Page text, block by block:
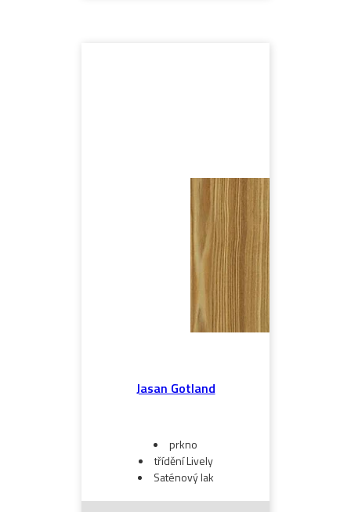
Jasan Gotland
prkno
třídění Lively
Saténový lak